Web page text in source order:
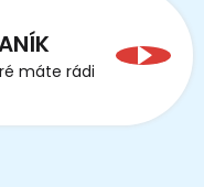
máte rádi